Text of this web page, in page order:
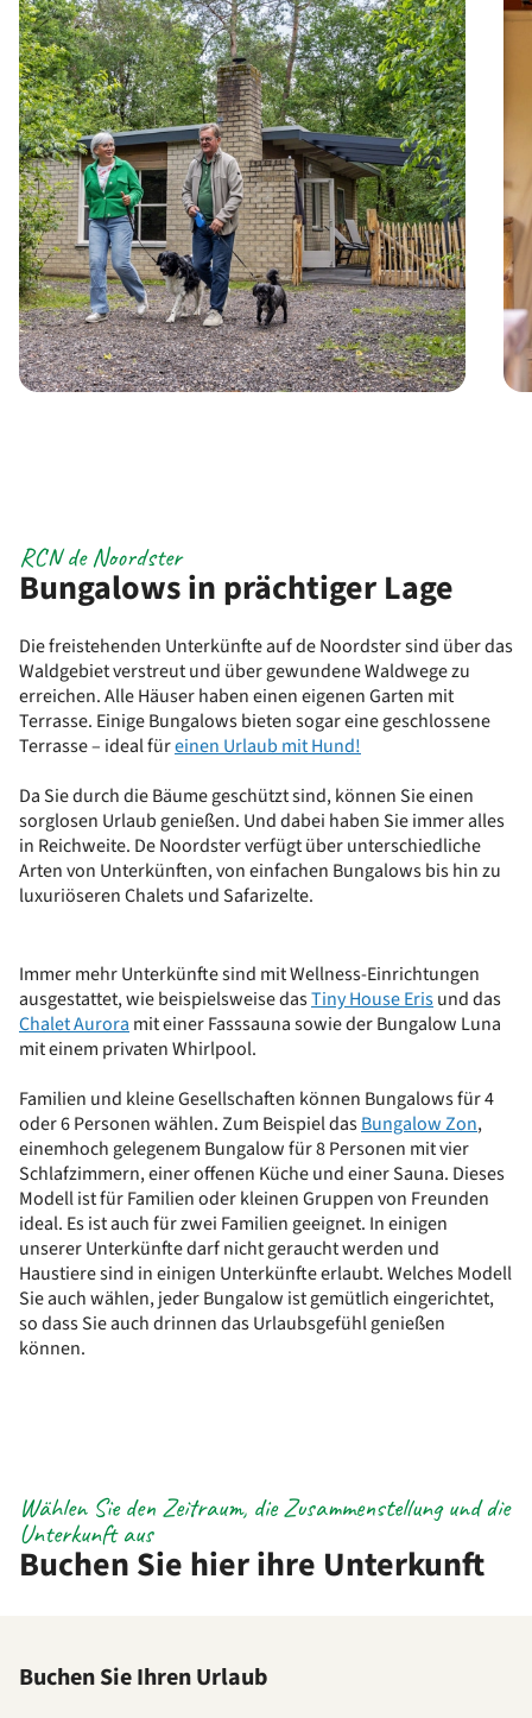
Bungalows in prächtiger Lage
RCN de Noordster
Die freistehenden Unterkünfte auf de Noordster sind über das
Waldgebiet verstreut und über gewundene Waldwege zu
erreichen. Alle Häuser haben einen eigenen Garten mit
Terrasse. Einige Bungalows bieten sogar eine geschlossene
Terrasse – ideal füreinen Urlaub mit Hund!
Da Sie durch die Bäume geschützt sind, können Sie einen
sorglosen Urlaub genießen. Und dabei haben Sie immer alles
in Reichweite. De Noordster verfügt über unterschiedliche
Arten von Unterkünften, von einfachen Bungalows bis hin zu
luxuriöseren Chalets und Safarizelte.
Immer mehr Unterkünfte sind mit Wellness-Einrichtungen
ausgestattet, wie beispielsweise dasTiny House Erisund das
Chalet Aurora mit einer Fasssauna sowie der Bungalow Luna
mit einem privaten Whirlpool.
Familien und kleine Gesellschaften können Bungalows für 4
oder 6 Personen wählen. Zum Beispiel dasBungalow Zon,
einemhoch gelegenem Bungalow für 8 Personen mit vier
Schlafzimmern, einer offenen Küche und einer Sauna. Dieses
Modell ist für Familien oder kleinen Gruppen von Freunden
ideal. Es ist auch für zwei Familien geeignet. In einigen
unserer Unterkünfte darf nicht geraucht werden und
Haustiere sind in einigen Unterkünfte erlaubt. Welches Modell
Sie auch wählen, jeder Bungalow ist gemütlich eingerichtet,
so dass Sie auch drinnen das Urlaubsgefühl genießen
können.
Buchen Sie hier ihre Unterkunft
Wählen Sie den Zeitraum, die Zusammenstellung und die
Unterkunft aus
Buchen Sie Ihren Urlaub